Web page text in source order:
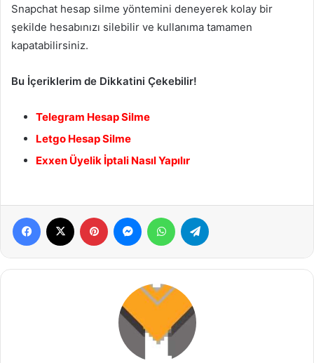
Snapchat hesap silme yöntemini deneyerek kolay bir
şekilde hesabınızı silebilir ve kullanıma tamamen
kapatabilirsiniz.
Bu İçeriklerim de Dikkatini Çekebilir!
Telegram Hesap Silme
Letgo Hesap Silme
Exxen Üyelik İptali Nasıl Yapılır
Facebook Pinterest MessengerWhatsApp